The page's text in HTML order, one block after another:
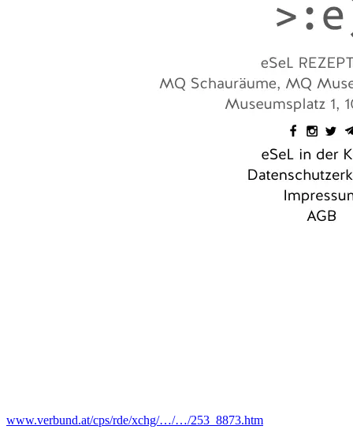
www.verbund.at/cps/rde/xchg/…/…/253_8873.htm